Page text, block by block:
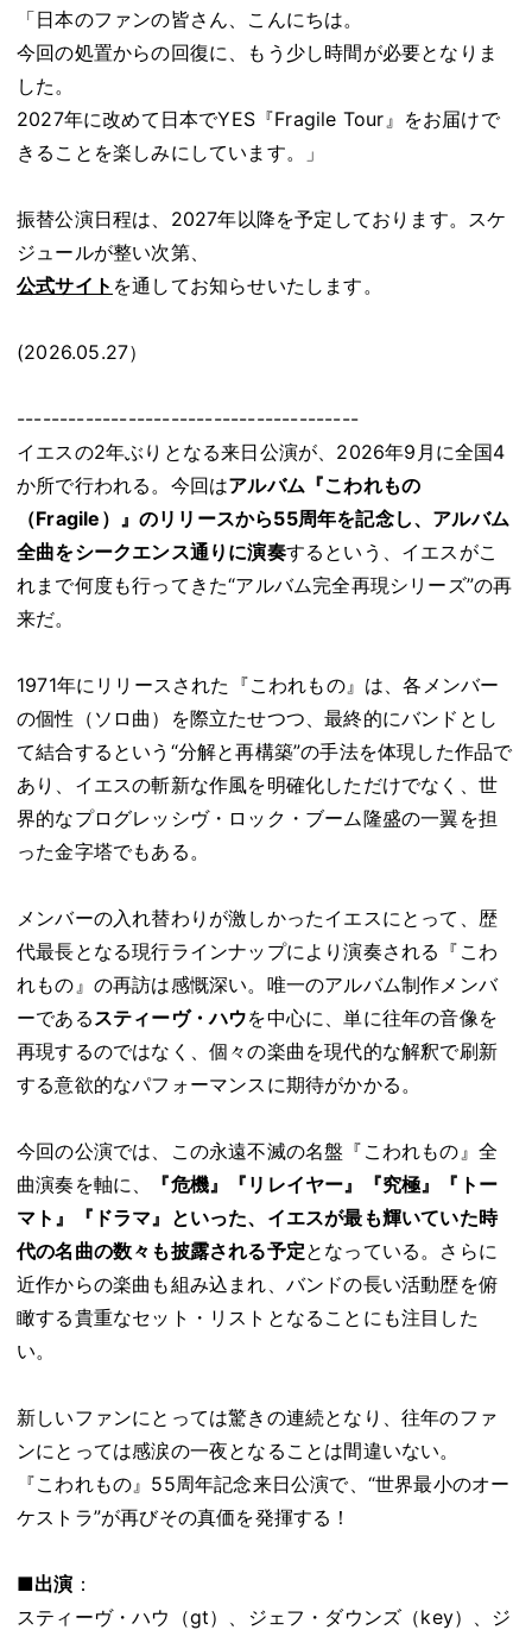
「日本のファンの皆さん、こんにちは。
今回の処置からの回復に、もう少し時間が必要となりま
した。
2027年に改めて日本でYES『Fragile Tour』をお届けで
きることを楽しみにしています。」
振替公演日程は、2027年以降を予定しております。スケ
ジュールが整い次第、
公式サイト を通してお知らせいたします。
(2026.05.27）
----------------------------------------
イエスの2年ぶりとなる来日公演が、2026年9月に全国4
か所で行われる。今回はアルバム『こわれもの
（Fragile）』のリリースから55周年を記念し、アルバム
全曲をシークエンス通りに演奏するという、イエスがこ
れまで何度も行ってきた“アルバム完全再現シリーズ”の再
来だ。
1971年にリリースされた『こわれもの』は、各メンバー
の個性（ソロ曲）を際立たせつつ、最終的にバンドとし
て結合するという“分解と再構築”の手法を体現した作品で
あり、イエスの斬新な作風を明確化しただけでなく、世
界的なプログレッシヴ・ロック・ブーム隆盛の一翼を担
った金字塔でもある。
メンバーの入れ替わりが激しかったイエスにとって、歴
代最長となる現行ラインナップにより演奏される『こわ
れもの』の再訪は感慨深い。唯一のアルバム制作メンバ
ーであるスティーヴ・ハウを中心に、単に往年の音像を
再現するのではなく、個々の楽曲を現代的な解釈で刷新
する意欲的なパフォーマンスに期待がかかる。
今回の公演では、この永遠不滅の名盤『こわれもの』全
曲演奏を軸に、
『危機』『リレイヤー』『究極』『トー
マト』『ドラマ』といった、イエスが最も輝いていた時
代の名曲の数々も披露される予定となっている。さらに
近作からの楽曲も組み込まれ、バンドの長い活動歴を俯
瞰する貴重なセット・リストとなることにも注目した
い。
新しいファンにとっては驚きの連続となり、往年のファ
ンにとっては感涙の一夜となることは間違いない。
『こわれもの』55周年記念来日公演で、“世界最小のオー
ケストラ”が再びその真価を発揮する！
■出演 ：
スティーヴ・ハウ（gt）、ジェフ・ダウンズ（key）、ジ